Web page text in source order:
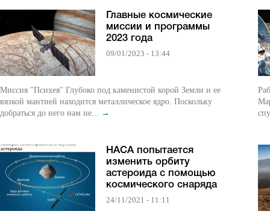
Главные космические
миссии и программы
2023 года
09/01/2023 - 13:44
Миссия "Психея" Глубоко под каменистой корой Земли и ее
вязкой мантией находится металлическое ядро. Поскольку
добраться до него нам не... →
НАСА попытается
изменить орбиту
астероида с помощью
космического снаряда
24/11/2021 - 11:11